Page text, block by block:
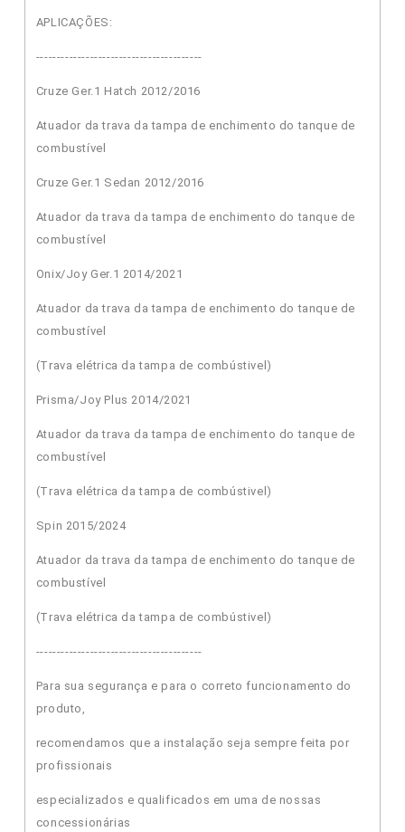
APLICAÇÕES:
----------------------------------------
Cruze Ger.1 Hatch 2012/2016
Atuador da trava da tampa de enchimento do tanque de
combustível
Cruze Ger.1 Sedan 2012/2016
Atuador da trava da tampa de enchimento do tanque de
combustível
Onix/Joy Ger.1 2014/2021
Atuador da trava da tampa de enchimento do tanque de
combustível
(Trava elétrica da tampa de combústivel)
Prisma/Joy Plus 2014/2021
Atuador da trava da tampa de enchimento do tanque de
combustível
(Trava elétrica da tampa de combústivel)
Spin 2015/2024
Atuador da trava da tampa de enchimento do tanque de
combustível
(Trava elétrica da tampa de combústivel)
----------------------------------------
Para sua segurança e para o correto funcionamento do
produto,
recomendamos que a instalação seja sempre feita por
profissionais
especializados e qualificados em uma de nossas
concessionárias